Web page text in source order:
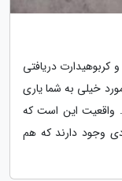
کربوهیدارت دریافتی
خیلی به شما یاری
واقعیت این است که
وجود دارند که هم